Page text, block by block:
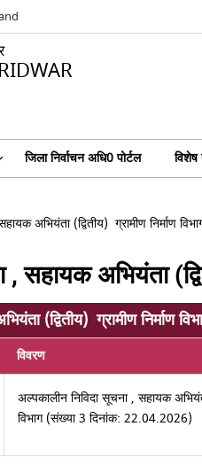
जिला निर्वाचन अधि0 पोर्टल
अभियंता (द्वितीय) ग्रामीण निर्माण
, सहायक अभियंता
(द्वितीय) ग्रामीण निर्माण
विवरण
अल्पकालीन निविदा सूचना , सहायक
विभाग (संख्या 3 दिनांक: 22.04.2026)